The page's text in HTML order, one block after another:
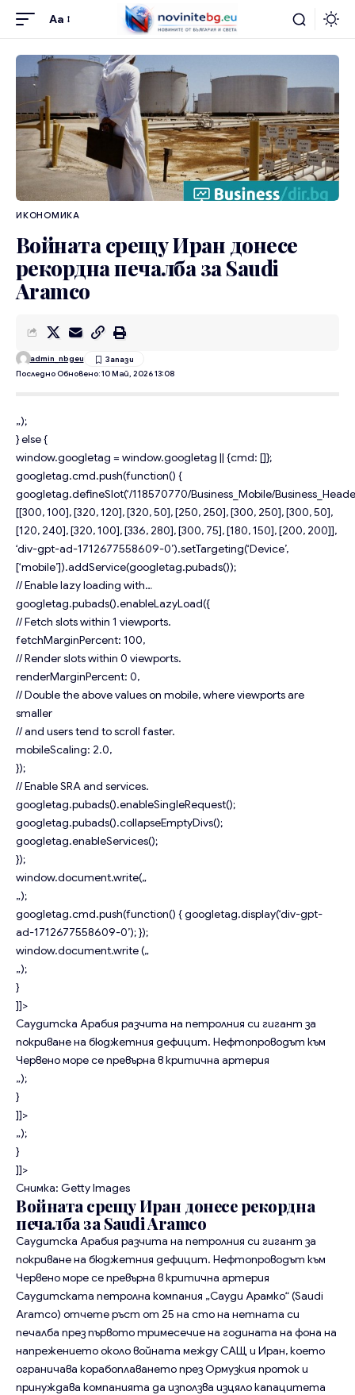
Aa
ИКОНОМИКА
Войната срещу Иран донесе
рекордна печалба за Saudi
Aramco
Последно Обновено: 10 Май, 2026 13:08
admin_nbgeu
„);
} else {
window.googletag = window.googletag || {cmd: []};
googletag.cmd.push(function() {
googletag.defineSlot(‘/118570770/Business_Mobile/
[[300, 100], [320, 120], [320, 50], [250, 250], [300, 250], [300, 50],
[120, 240], [320, 100], [336, 280], [300, 75], [180, 150], [200, 200]],
‘div-gpt-ad-1712677558609-0’).setTargeting(‘Device’,
[‘mobile’]).addService(googletag.pubads());
// Enable lazy loading with…
googletag.pubads().enableLazyLoad({
// Fetch slots within 1 viewports.
fetchMarginPercent: 100,
// Render slots within 0 viewports.
renderMarginPercent: 0,
// Double the above values on mobile, where viewports are
smaller
// and users tend to scroll faster.
mobileScaling: 2.0,
});
// Enable SRA and services.
googletag.pubads().enableSingleRequest();
googletag.pubads().collapseEmptyDivs();
googletag.enableServices();
});
window.document.write(„
„);
googletag.cmd.push(function() { googletag.display(‘div-gpt-
ad-1712677558609-0’); });
window.document.write („
„);
}
]]>
Саудитска Арабия разчита на петролния си гигант за
покриване на бюджетния дефицит. Нефтопроводът към
Червено море се превърна в критична артерия
„);
}
]]>
„);
}
]]>
Снимка: Getty Images
Войната срещу Иран донесе рекордна
печалба за Saudi Aramco
Саудитска Арабия разчита на петролния си гигант за
покриване на бюджетния дефицит. Нефтопроводът към
Червено море се превърна в критична артерия
Саудитската петролна компания „Сауди Арамко“(Saudi
Aramco) отчете ръст от 25 на сто на нетната си
печалба през първото тримесечие на годината на фона на
напрежението около войната между САЩ и Иран, което
ограничава корабоплаването през Ормузкия проток и
принуждава компанията да използва изцяло капацитета